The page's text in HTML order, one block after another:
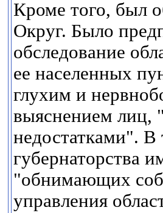
Кроме того, был
Округ. Было
обследование
ее населенных
глухим и
выяснением лиц,
недостатками". В
губернаторства
"обнимающих
управления